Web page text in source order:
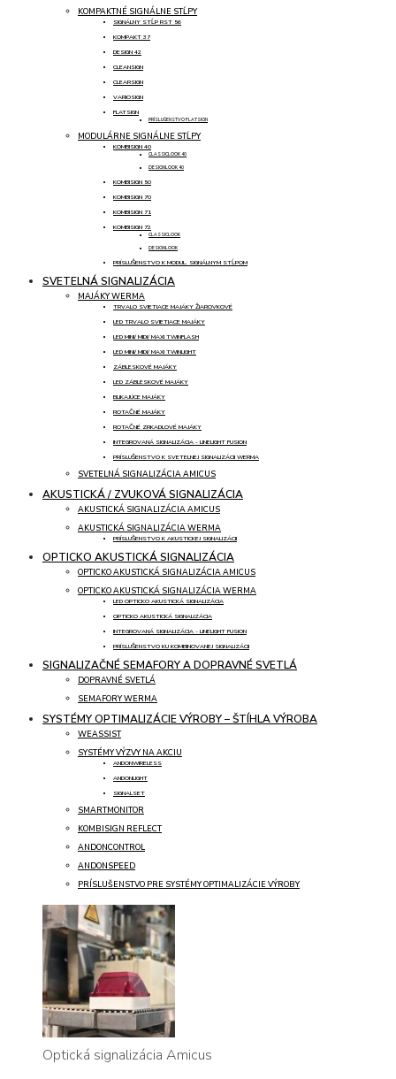
KOMPAKTNÉ SIGNÁLNE STĹPY
SIGNÁLNY STĹP RST 56
KOMPAKT 37
DESIGN 42
CLEANSIGN
CLEARSIGN
VARIOSIGN
FLATSIGN
PRÍSLUŠENSTVO FLATSIGN
MODULÁRNE SIGNÁLNE STĹPY
KOMBISIGN 40
CLASSICLOOK 40
DESIGNLOOK 40
KOMBISIGN 50
KOMBISIGN 70
KOMBISIGN 71
KOMBISIGN 72
CLASSICLOOK
DESIGNLOOK
PRÍSLUŠENSTVO K MODUL. SIGNÁLNYM STĹPOM
SVETELNÁ SIGNALIZÁCIA
MAJÁKY WERMA
TRVALO SVIETIACE MAJÁKY ŽIAROVKOVÉ
LED TRVALO SVIETIACE MAJÁKY
LED MINI/ MIDI/ MAXI TWINFLASH
LED MINI/ MIDI/ MAXI TWINLIGHT
ZÁBLESKOVÉ MAJÁKY
LED ZÁBLESKOVÉ MAJÁKY
BLIKAJÚCE MAJÁKY
ROTAČNÉ MAJÁKY
ROTAČNÉ ZRKADLOVÉ MAJÁKY
INTEGROVANÁ SIGNALIZÁCIA - LINELIGHT FUSION
PRÍSLUŠENSTVO K SVETELNEJ SIGNALIZÁCII WERMA
SVETELNÁ SIGNALIZÁCIA AMICUS
AKUSTICKÁ / ZVUKOVÁ SIGNALIZÁCIA
AKUSTICKÁ SIGNALIZÁCIA AMICUS
AKUSTICKÁ SIGNALIZÁCIA WERMA
PRÍSLUŠENSTVO K AKUSTICKEJ SIGNALIZÁCII
OPTICKO AKUSTICKÁ SIGNALIZÁCIA
OPTICKO AKUSTICKÁ SIGNALIZÁCIA AMICUS
OPTICKO AKUSTICKÁ SIGNALIZÁCIA WERMA
LED OPTICKO AKUSTICKÁ SIGNALIZÁCIA
OPTICKO AKUSTICKÁ SIGNALIZÁCIA
INTEGROVANÁ SIGNALIZÁCIA - LINELIGHT FUSION
PRÍSLUŠENSTVO KU KOMBINOVANEJ SIGNALIZÁCII
SIGNALIZAČNÉ SEMAFORY A DOPRAVNÉ SVETLÁ
DOPRAVNÉ SVETLÁ
SEMAFORY WERMA
SYSTÉMY OPTIMALIZÁCIE VÝROBY – ŠTÍHLA VÝROBA
WEASSIST
SYSTÉMY VÝZVY NA AKCIU
ANDONWIRELESS
ANDONLIGHT
SIGNALSET
SMARTMONITOR
KOMBISIGN REFLECT
ANDONCONTROL
ANDONSPEED
PRÍSLUŠENSTVO PRE SYSTÉMY OPTIMALIZÁCIE VÝROBY
Optická signalizácia Amicus